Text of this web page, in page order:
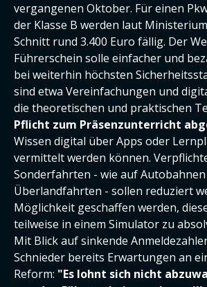
vergangenen Oktober. Für einen
der Klasse B werden laut
Schnitt rund 3.400 Euro fällig. Der
Führerschein solle einfacher und
bei weiterhin höchsten
sind etwa Vereinfachungen und
die theoretischen und praktischen
Pflicht zum Präsenzunterricht
Wissen digital über Apps oder
vermittelt werden können.
Sonderfahrten - wie auf
Überlandfahrten - sollen reduziert
Möglichkeit geschaffen werden,
teilweise in einem Simulator zu
Mit Blick auf sinkende
Schnieder bereits Erwartungen an
Reform: "Es lohnt sich nicht